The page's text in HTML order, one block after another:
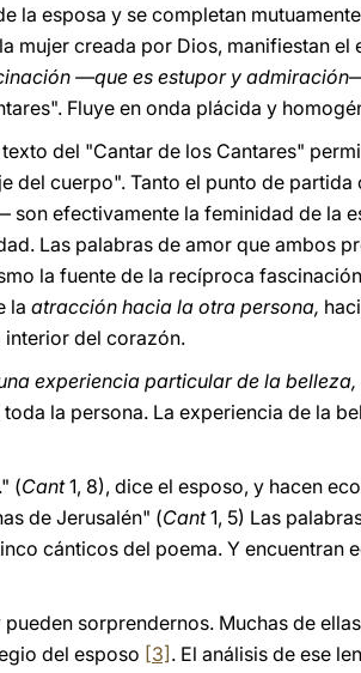
la esposa y se completan
mujer creada por Dios, manifiestan
—que es estupor y
Fluye en onda plácida y
del "Cantar de los Cantares"
del cuerpo". Tanto el punto de
efectivamente la feminidad de la
Las palabras de amor que ambos
la fuente de la recíproca
la atracción hacia la otra persona,
interior del corazón.
experiencia particular de la belleza,
la persona. La experiencia de la
(Cant1, 8), dice el esposo, y hacen
de Jerusalén" (Cant1, 5) Las
cánticos del poema. Y encuentran
pueden sorprendernos. Muchas de
del esposo [3] . El análisis de ese